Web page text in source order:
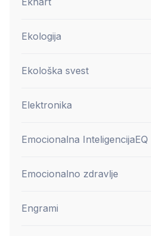
Ekologija
Ekološka svest
Elektronika
Emocionalna InteligencijaEQ
Emocionalno zdravlje
Engrami